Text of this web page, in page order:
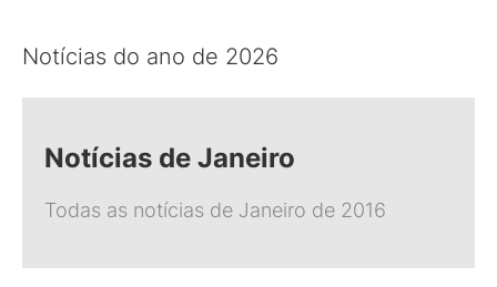
Notícias do ano de 2026
Notícias de Janeiro
Todas as notícias de Janeiro de 2016